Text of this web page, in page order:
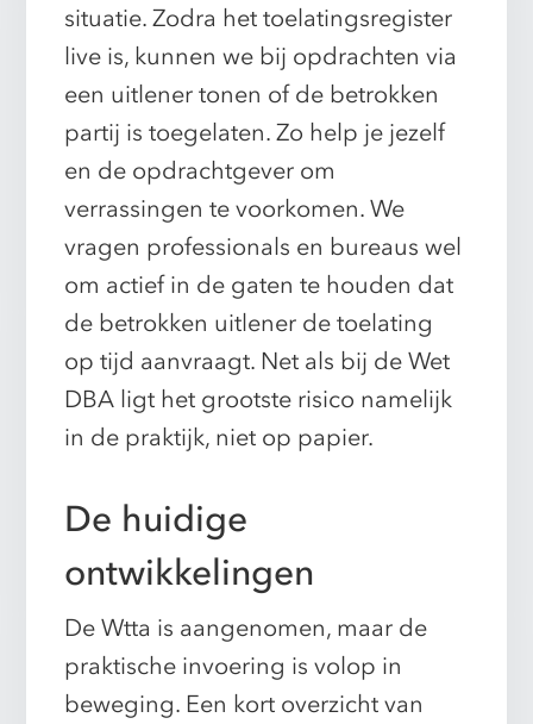
situatie. Zodra het toelatingsregister
live is, kunnen we bij opdrachten via
een uitlener tonen of de betrokken
partij is toegelaten. Zo help je jezelf
en de opdrachtgever om
verrassingen te voorkomen. We
vragen professionals en bureaus wel
om actief in de gaten te houden dat
de betrokken uitlener de toelating
op tijd aanvraagt. Net als bij de Wet
DBA ligt het grootste risico namelijk
in de praktijk, niet op papier.
De huidige
ontwikkelingen
De Wtta is aangenomen, maar de
praktische invoering is volop in
beweging. Een kort overzicht van